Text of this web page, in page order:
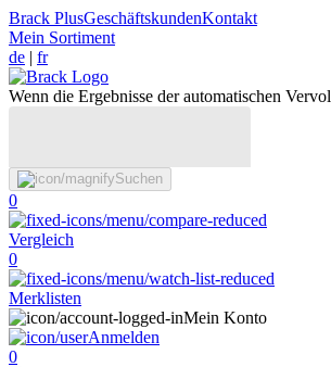
Brack PlusGeschäftskundenKontakt
Mein Sortiment
de | fr
Wenn die Ergebnisse der automatischen
Suchen
0
Vergleich
0
Merklisten
Mein Konto
Anmelden
0